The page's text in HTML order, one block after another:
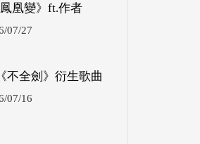
凰變》ft.作者
07/27
不全劍》衍生歌曲
07/16